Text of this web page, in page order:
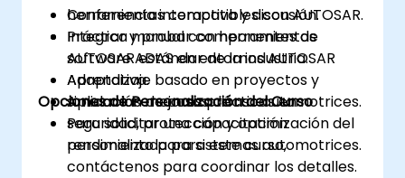
herramientas compatibles con AUTOSAR.
Integrar y probar componentes de
software ADAS en entornos AUTOSAR
Adaptativa.
Aplicar las mejores prácticas en
seguridad, protección y optimización del
rendimiento para sistemas automotrices.
Conferencia interactiva y discusión.
Práctica manual con herramientas
AUTOSAR estándar de la industria.
Aprendizaje basado en proyectos y
simulación de casos de uso automotrices.
Opciones de Personalización del Curso
Para solicitar una capacitación
personalizada para este curso,
contáctenos para coordinar los detalles.